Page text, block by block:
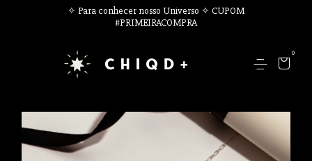
✧ Para conhecer nosso Universo ✧ CUPOM
#PRIMEIRACOMPRA
0